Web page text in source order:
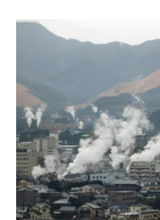
Products & Applications
About Us
Contact & Support Us